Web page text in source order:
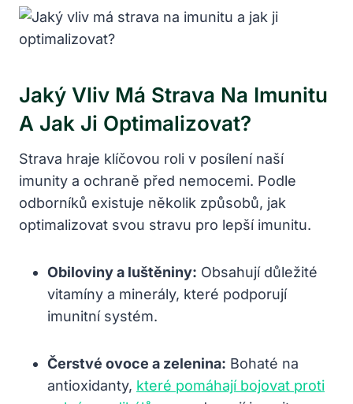
Jaký Vliv Má Strava Na Imunitu
A Jak Ji Optimalizovat?
Strava hraje klíčovou roli v posílení naší
imunity a ochraně před nemocemi. Podle
odborníků existuje několik způsobů, jak
optimalizovat svou stravu pro lepší imunitu.
Obiloviny a luštěniny: Obsahují důležité
vitamíny a minerály, které podporují
imunitní systém.
Čerstvé ovoce a zelenina: Bohaté na
antioxidanty, které pomáhají bojovat proti